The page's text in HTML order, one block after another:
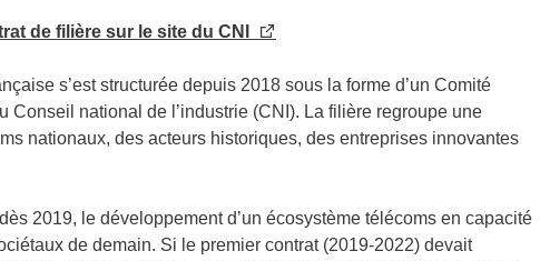
de filière sur le site du CNI
s’est structurée depuis 2018 sous la forme d’un Comité
Conseil national de l’industrie (CNI). La filière regroupe une
nationaux, des acteurs historiques, des entreprises innovantes
2019, le développement d’un écosystème télécoms en capacité
de demain. Si le premier contrat (2019-2022) devait